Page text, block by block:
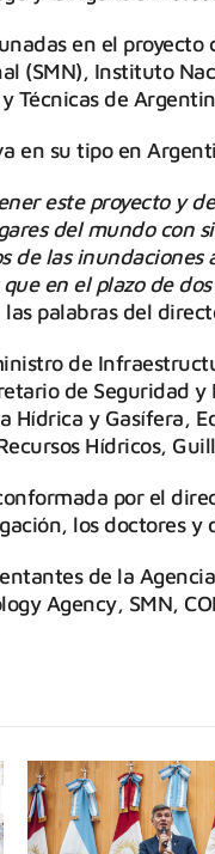
en el
(SMN), Instituto
Técnicas de
en su tipo en
este proyecto y
del mundo con
de las
en el plazo de
palabras del
de
de Seguridad
Hídrica y Gasífera,
Hídricos,
por el
los doctores y
de la
Agency, SMN,